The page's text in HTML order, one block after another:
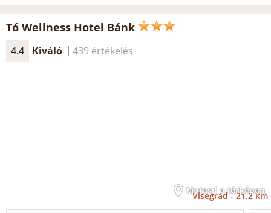
Tó Wellness Hotel Bánk
4.4 Kiváló 439 értékelés
Mutasd a térképen
Visegrád -21.2 km